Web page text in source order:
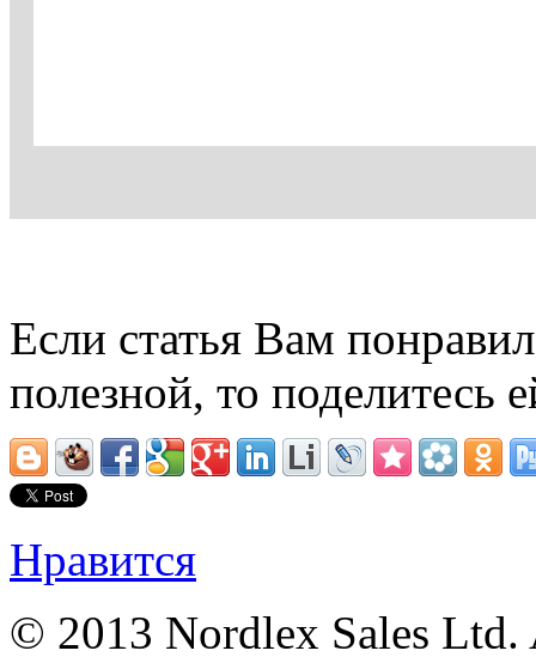
Если статья Вам
полезной, то поделитесь
Нравится
© 2013 Nordlex Sales